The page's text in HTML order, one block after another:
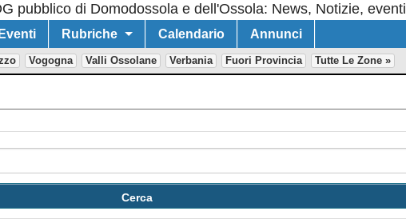
pubblico di Domodossola e dell'Ossola: News, Notizie,
Eventi Rubriche Calendario Annunci
Vogogna Valli Ossolane Verbania Fuori Provincia Tutte Le Zone »